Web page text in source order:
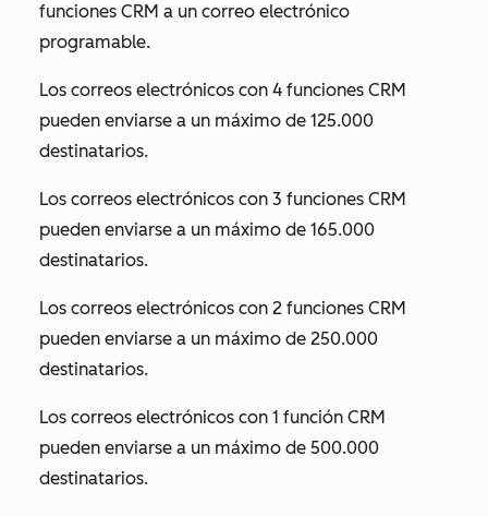
funciones CRM a un correo electrónico
programable.
Los correos electrónicos con 4 funciones CRM
pueden enviarse a un máximo de 125.000
destinatarios.
Los correos electrónicos con 3 funciones CRM
pueden enviarse a un máximo de 165.000
destinatarios.
Los correos electrónicos con 2 funciones CRM
pueden enviarse a un máximo de 250.000
destinatarios.
Los correos electrónicos con 1 función CRM
pueden enviarse a un máximo de 500.000
destinatarios.